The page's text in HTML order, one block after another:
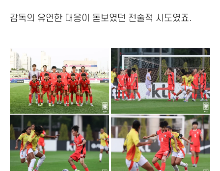
감독의 유연한 대응이 돋보였던 전술적 시도였죠.